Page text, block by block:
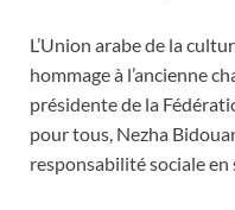
L’Union arabe de la
hommage à l’ancienne
présidente de la
pour tous, Nezha
responsabilité sociale en